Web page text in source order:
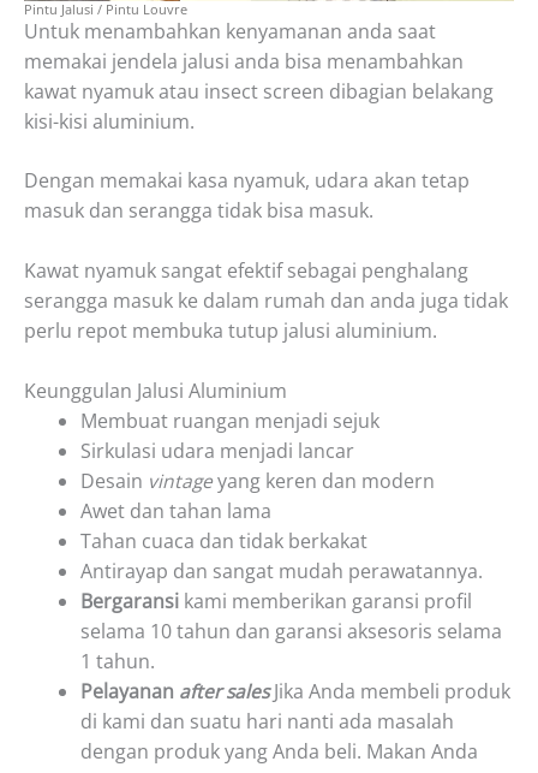
Pintu Jalusi / Pintu Louvre
Untuk menambahkan kenyamanan anda saat
memakai jendela jalusi anda bisa menambahkan
kawat nyamuk atau insect screen dibagian belakang
kisi-kisi aluminium.
Dengan memakai kasa nyamuk, udara akan tetap
masuk dan serangga tidak bisa masuk.
Kawat nyamuk sangat efektif sebagai penghalang
serangga masuk ke dalam rumah dan anda juga tidak
perlu repot membuka tutup jalusi aluminium.
Keunggulan Jalusi Aluminium
Membuat ruangan menjadi sejuk
Sirkulasi udara menjadi lancar
Desain vintageyang keren dan modern
Awet dan tahan lama
Tahan cuaca dan tidak berkakat
Antirayap dan sangat mudah perawatannya.
Bergaransi kami memberikan garansi profil
selama 10 tahun dan garansi aksesoris selama
1 tahun.
Pelayanan after salesJika Anda membeli produk
di kami dan suatu hari nanti ada masalah
dengan produk yang Anda beli. Makan Anda